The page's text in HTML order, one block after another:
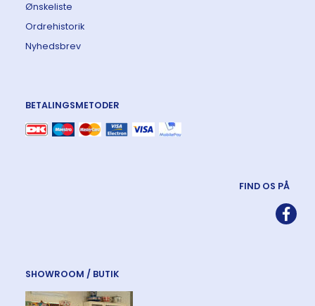
Ønskeliste
Ordrehistorik
Nyhedsbrev
BETALINGSMETODER
FIND OS PÅ
SHOWROOM / BUTIK